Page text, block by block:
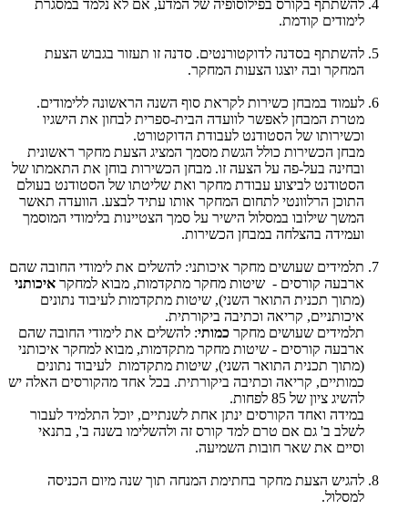
להשתתף בקורס בפילוסופיה של המדע, אם לא נלמד במסגרת
לימודים קודמת.
להשתתף בסדנה לדוקטורנטים. סדנה זו תעזור בגבוש הצעת
המחקר ובה יוצגו הצעות המחקר.
לעמוד במבחן כשירות לקראת סוף השנה הראשונה ללימודים.
מטרת המבחן לאפשר לוועדה הבית-ספרית לבחון את הישגיו
וכשירותו של הסטודנט לעבודת הדוקטורט.
מבחן הכשירות כולל הגשת מסמך המציג הצעת מחקר ראשונית
ובחינה בעל-פה על הצעה זו. מבחן הכשירות בוחן את התאמתו של
הסטודנט לביצוע עבודת מחקר ואת שליטתו של הסטודנט בעולם
התוכן הרלוונטי לתחום המחקר אותו עתיד לבצע. הוועדה תאשר
המשך שילובו במסלול הישיר על סמך הצטיינות בלימודי המוסמך
ועמידה בהצלחה במבחן הכשירות.
תלמידים שעושים מחקר איכותני: להשלים את לימודי החובה שהם
ארבעה קורסים - שיטות מחקר מתקדמות, מבוא למחקר איכותני
(מתוך תכנית התואר השני), שיטות מתקדמות לעיבוד נתונים
איכותניים, קריאה וכתיבה ביקורתית.
תלמידים שעושים מחקר כמותי: להשלים את לימודי החובה שהם
ארבעה קורסים - שיטות מחקר מתקדמות, מבוא למחקר איכותני
(מתוך תכנית התואר השני), שיטות מתקדמות לעיבוד נתונים
כמותיים, קריאה וכתיבה ביקורתית. בכל אחד מהקורסים האלה יש
להשיג ציון של 85 לפחות.
​במידה ואחד הקורסים ינתן אחת לשנתיים, יוכל התלמיד לעבור
לשלב ב' גם אם טרם למד קורס זה ולהשלימו בשנה ב', בתנאי
וסיים את שאר חובות השמיעה.
להגיש הצעת מחקר בחתימת המנחה תוך שנה מיום הכניסה
למסלול.